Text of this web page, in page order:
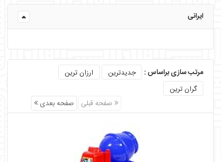
ایرانی
مرتب سازی براساس : جدیدترین
ارزان ترین
گران ترین
صفحه قبلی
صفحه بعدی